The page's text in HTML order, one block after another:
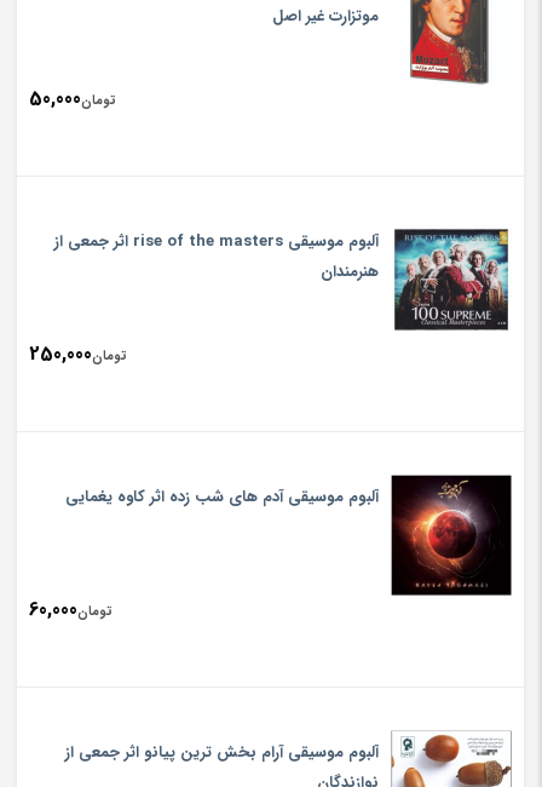
موتزارت غیر اصل
تومان50,000
آلبوم موسیقی rise of the masters اثر جمعی از
هنرمندان
تومان250,000
آلبوم موسیقی آدم های شب زده اثر کاوه یغمایی
تومان60,000
آلبوم موسیقی آرام بخش ترین پیانو اثر جمعی از